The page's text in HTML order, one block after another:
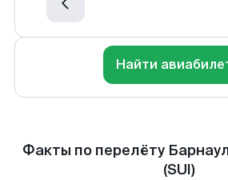
Найти
Факты по перелёту
(SUI)